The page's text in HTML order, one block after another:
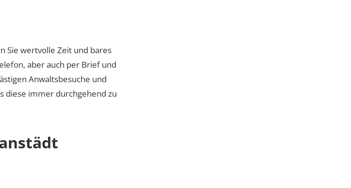
Sie wertvolle Zeit und bares
aber auch per Brief und
Anwaltsbesuche und
diese immer durchgehend zu